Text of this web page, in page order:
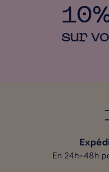
sur
En 24h-48h